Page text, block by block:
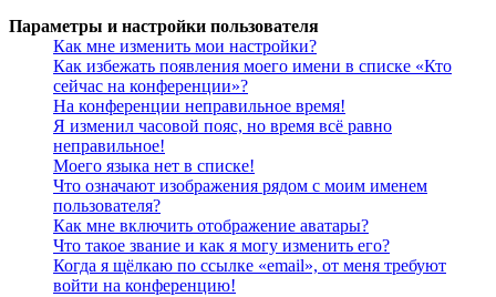
Параметры и настройки пользователя
Как мне изменить мои настройки?
Как избежать появления моего имени в списке «Кто
сейчас на конференции»?
На конференции неправильное время!
Я изменил часовой пояс, но время всё равно
неправильное!
Моего языка нет в списке!
Что означают изображения рядом с моим именем
пользователя?
Как мне включить отображение аватары?
Что такое звание и как я могу изменить его?
Когда я щёлкаю по ссылке «email», от меня требуют
войти на конференцию!